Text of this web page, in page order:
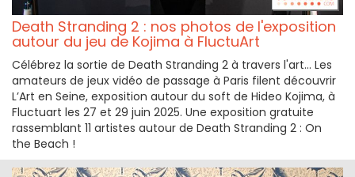
Death Stranding 2 : nos photos de l'exposition
autour du jeu de Kojima à FluctuArt
Célébrez la sortie de Death Stranding 2 à travers l'art... Les
amateurs de jeux vidéo de passage à Paris filent découvrir
L’Art en Seine, exposition autour du soft de Hideo Kojima, à
Fluctuart les 27 et 29 juin 2025. Une exposition gratuite
rassemblant 11 artistes autour de Death Stranding 2 : On
the Beach !